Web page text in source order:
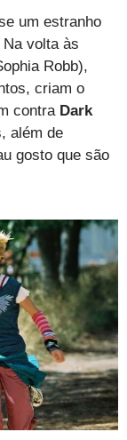
um estranho
volta às
Robb),
criam o
contra Dark
além de
gosto que são